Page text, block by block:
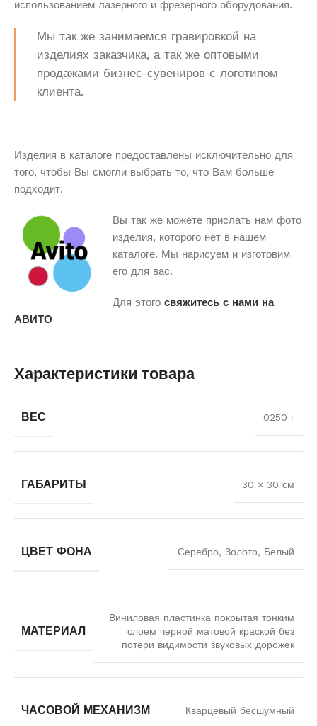
использованием лазерного и фрезерного оборудования.
Мы так же занимаемся гравировкой на
изделиях заказчика, а так же оптовыми
продажами бизнес-сувениров с логотипом
клиента.
Изделия в каталоге предоставлены исключительно для
того, чтобы Вы смогли выбрать то, что Вам больше
подходит.
Вы так же можете прислать нам фото
изделия, которого нет в нашем
каталоге. Мы нарисуем и изготовим
его для вас.
Для этого свяжитесь с нами на
АВИТО
Характеристики товара
ВЕС 0250 г
ГАБАРИТЫ 30 × 30 см
ЦВЕТ ФОНА Серебро, Золото, Белый
МАТЕРИАЛ
Виниловая пластинка покрытая тонким
слоем черной матовой краской без
потери видимости звуковых дорожек
ЧАСОВОЙ МЕХАНИЗМ Кварцевый бесшумный